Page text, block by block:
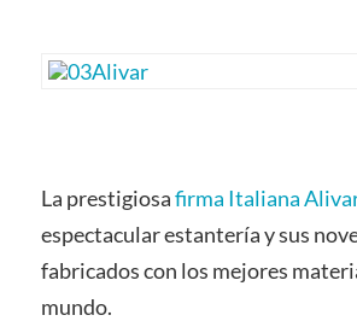
La prestigiosafirma Italiana
espectacular estantería y sus
fabricados con los mejores
mundo.